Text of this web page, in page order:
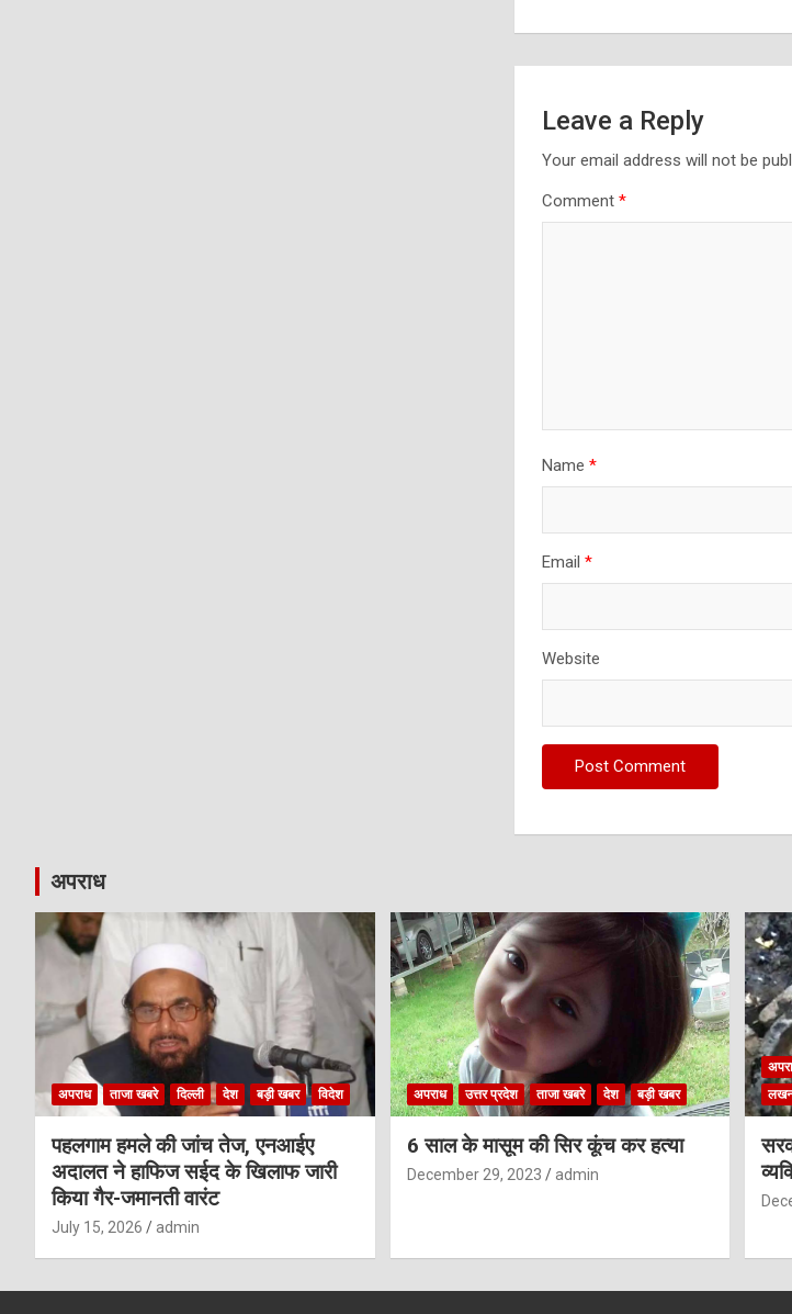
Leave a Reply
Your email address will not be
Comment *
Name *
Email *
Website
अपराध
अपराध ताजा खबरे दिल्ली देश बड़ी खबर विदेश
पहलगाम हमले की जांच तेज, एनआईए
अदालत ने हाफिज सईद के खिलाफ जारी
किया गैर-जमानती वारंट
July 15, 2026 admin
अपराध उत्तर प्रदेश ताजा खबरे देश बड़ी खबर
6 साल के मासूम की सिर कूंच कर हत्या
December 29, 2023 admin